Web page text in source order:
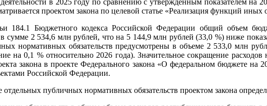
в 2025 году по сравнению с утвержденным показателем на
проектом закона по целевой статье «Реализация функций иных
184.1 Бюджетного кодекса Российской Федерации общий объем
в сумме 2 534,6 млн рублей, что на 5 144,9 млн рублей (33,0 %) ниже
нормативных обязательств предусмотрены в объеме 2 533,0 млн
на 0,1 % относительно 2026 года). Значительное сокращение
закона в проекте Федерального закона «О федеральном бюджете
Российской Федерации.
публичных нормативных обязательств проектом закона